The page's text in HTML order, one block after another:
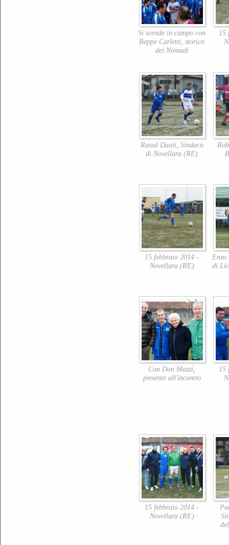
Si scende in campo con
Beppe Carletti, storico
dei Nomadi
15
Raoul Daoli, Sindaco
di Novellara (RE)
15 febbraio 2014 -
Novellara (RE)
di
Con Don Mazzi,
presente all'incontro
15
15 febbraio 2014 -
Novellara (RE)